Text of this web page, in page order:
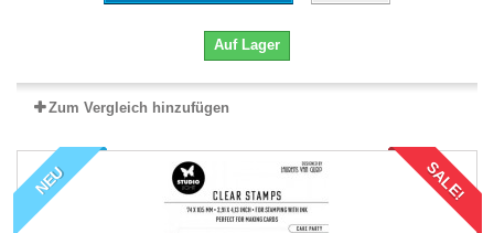
Auf Lager
Zum Vergleich hinzufügen
NEU SALE!